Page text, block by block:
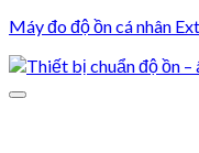
Máy đo độ ồn cá nhân